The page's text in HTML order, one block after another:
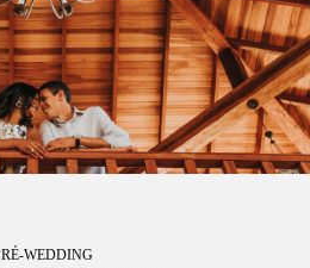
WEDDING